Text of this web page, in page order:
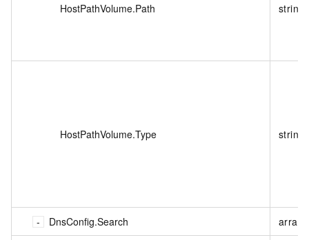
HostPathVolume.Path string
HostPathVolume.Type string
DnsConfig.Search array